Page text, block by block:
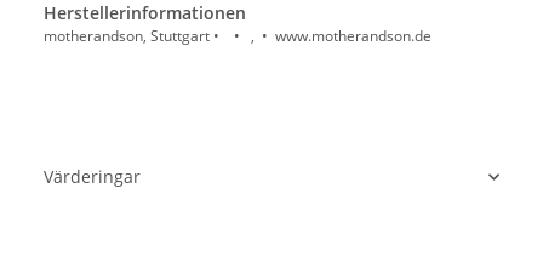
Herstellerinformationen
motherandson, Stuttgart • • , • www.motherandson.de
Värderingar